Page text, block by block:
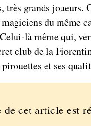
très grands joueurs.
magiciens du même
là même qui,
club de la
pirouettes et ses
cet article est